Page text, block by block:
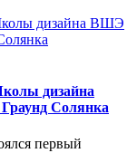
дизайна
Солянка
первый